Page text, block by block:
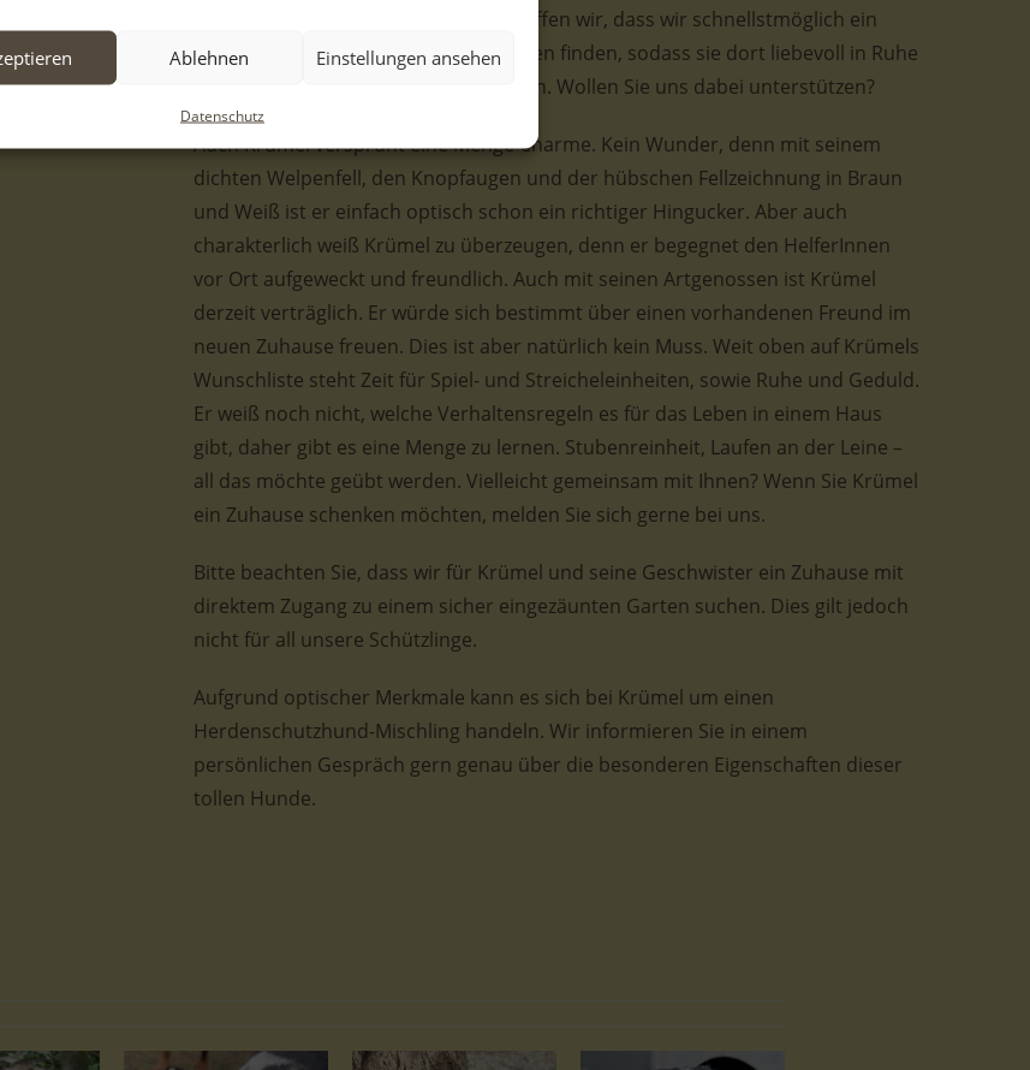
Ablehnen Einstellungen ansehen
Datenschutz
kurzerhand bei sich aufnahm. Nun hoffen wir, dass wir schnellstmöglich ein
passendes Zuhause für jeden von ihnen finden, sodass sie dort liebevoll in Ruhe
und Geborgenheit aufwachsen können. Wollen Sie uns dabei unterstützen?
Auch Krümel versprüht eine Menge Charme. Kein Wunder, denn mit seinem
dichten Welpenfell, den Knopfaugen und der hübschen Fellzeichnung in Braun
und Weiß ist er einfach optisch schon ein richtiger Hingucker. Aber auch
charakterlich weiß Krümel zu überzeugen, denn er begegnet den HelferInnen
vor Ort aufgeweckt und freundlich. Auch mit seinen Artgenossen ist Krümel
derzeit verträglich. Er würde sich bestimmt über einen vorhandenen Freund im
neuen Zuhause freuen. Dies ist aber natürlich kein Muss. Weit oben auf Krümels
Wunschliste steht Zeit für Spiel- und Streicheleinheiten, sowie Ruhe und Geduld.
Er weiß noch nicht, welche Verhaltensregeln es für das Leben in einem Haus
gibt, daher gibt es eine Menge zu lernen. Stubenreinheit, Laufen an der Leine –
all das möchte geübt werden. Vielleicht gemeinsam mit Ihnen? Wenn Sie Krümel
ein Zuhause schenken möchten, melden Sie sich gerne bei uns.
Bitte beachten Sie, dass wir für Krümel und seine Geschwister ein Zuhause mit
direktem Zugang zu einem sicher eingezäunten Garten suchen. Dies gilt jedoch
nicht für all unsere Schützlinge.
Aufgrund optischer Merkmale kann es sich bei Krümel um einen
Herdenschutzhund-Mischling handeln. Wir informieren Sie in einem
persönlichen Gespräch gern genau über die besonderen Eigenschaften dieser
tollen Hunde.